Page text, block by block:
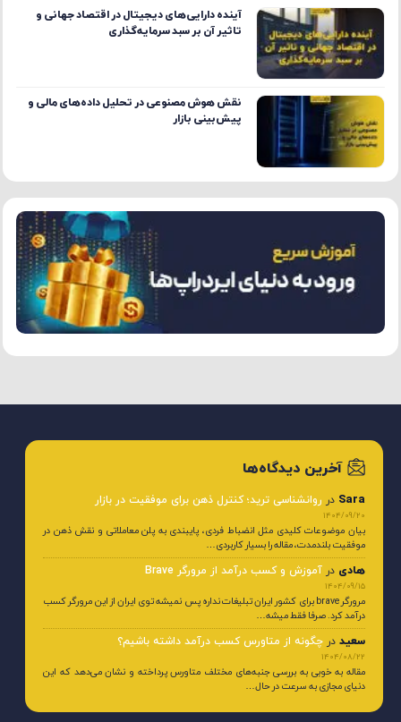
آینده دارایی‌های دیجیتال در اقتصاد جهانی و
تاثیر آن بر سبد سرمایه‌گذاری
نقش هوش مصنوعی در تحلیل داده‌های مالی و
پیش‌بینی بازار
آخرین دیدگاه‌ها
Sara در روانشناسی ترید؛ کنترل ذهن برای موفقیت در بازار
1404/09/20
بیان موضوعات کلیدی مثل انضباط فردی، پایبندی به پلن معاملاتی و نقش ذهن در
موفقیت بلندمدت، مقاله را بسیار کاربردی…
هادی در آموزش و کسب درآمد از مرورگر Brave
1404/09/15
مرورگر brave برای کشور ایران تبلیغات نداره پس نمیشه توی ایران از این مرورگر کسب
درآمد کرد. صرفا فقط میشه…
سعید در چگونه از متاورس کسب درآمد داشته باشیم؟
1404/08/22
مقاله به خوبی به بررسی جنبه‌های مختلف متاورس پرداخته و نشان می‌دهد که این
دنیای مجازی به سرعت در حال…